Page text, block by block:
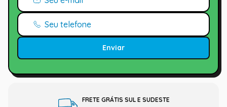
Enviar
FRETE GRÁTIS SUL E SUDESTE